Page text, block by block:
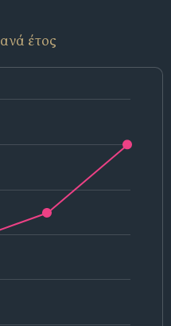
ανά έτος